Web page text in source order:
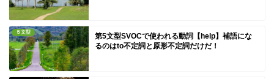
５文型
第5文型SVOCで使われる動詞【help】補語にな
るのはto不定詞と原形不定詞だけだ！